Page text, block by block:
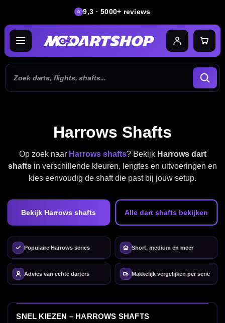
9,3 · 5000+ reviews
Harrows Shafts
Op zoek naar Harrows shafts? Bekijk Harrows dart
shafts in verschillende kleuren, lengtes en uitvoeringen en
kies eenvoudig de shaft die past bij jouw setup.
Bekijk Harrows shafts Alle dart shafts bekijken
Populaire Harrows series Short, medium en meer
Advies van echte darters Makkelijk vergelijken per serie
SNEL KIEZEN – HARROWS SHAFTS